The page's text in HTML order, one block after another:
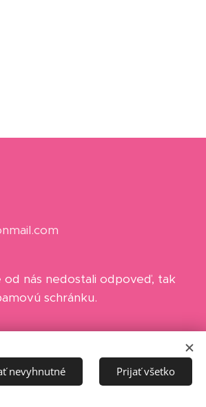
nás nedostali odpoveď, tak
schránku.
Jazyky Slovenčina Čeština
nevyhnutné Prijať všetko